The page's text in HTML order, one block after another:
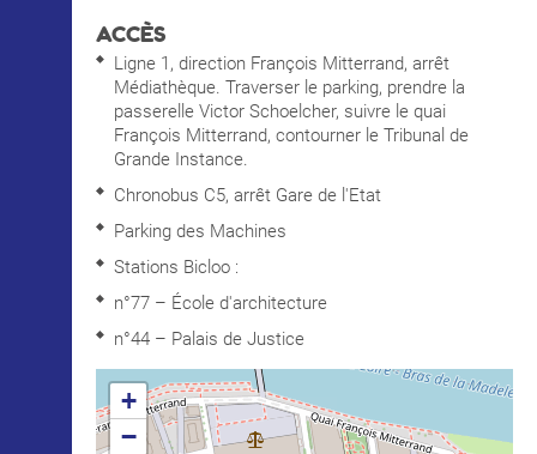
ACCÈS
Ligne 1, direction François Mitterrand, arrêt
Médiathèque. Traverser le parking, prendre la
passerelle Victor Schoelcher, suivre le quai
François Mitterrand, contourner le Tribunal de
Grande Instance.
Chronobus C5, arrêt Gare de l'Etat
Parking des Machines
Stations Bicloo :
n°77 – École d'architecture
n°44 – Palais de Justice
+
−